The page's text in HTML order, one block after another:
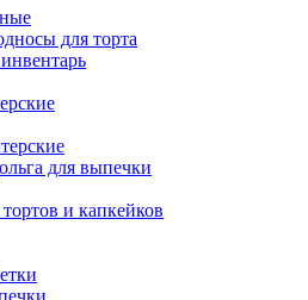
для торта
для выпечки
и капкейков